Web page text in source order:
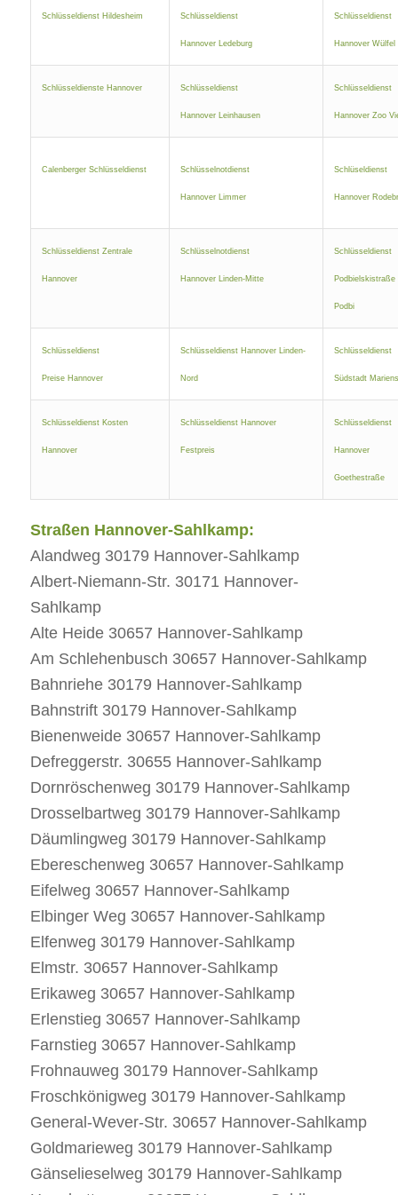
Schlüsseldienst Hildesheim Schlüsseldienst
Hannover Ledeburg
Schlüsseldienst
Hannover Wülfel
Schlüsseldienste Hannover Schlüsseldienst
Hannover Leinhausen
Schlüsseldienst
Hannover Zoo
Calenberger Schlüsseldienst Schlüsselnotdienst
Hannover Limmer
Schlüseldienst
Hannover
Schlüsseldienst Zentrale
Hannover
Schlüsselnotdienst
Hannover Linden-Mitte
Schlüsseldienst
Podbielskistraße
Podbi
Schlüsseldienst
Preise Hannover
Schlüsseldienst Hannover Linden-
Nord
Schlüsseldienst
Südstadt
Schlüsseldienst Kosten
Hannover
Schlüsseldienst Hannover
Festpreis
Schlüsseldienst
Hannover
Goethestraße
Straßen Hannover-Sahlkamp:
Alandweg 30179 Hannover-Sahlkamp
Albert-Niemann-Str. 30171 Hannover-
Sahlkamp
Alte Heide 30657 Hannover-Sahlkamp
Am Schlehenbusch 30657 Hannover-Sahlkamp
Bahnriehe 30179 Hannover-Sahlkamp
Bahnstrift 30179 Hannover-Sahlkamp
Bienenweide 30657 Hannover-Sahlkamp
Defreggerstr. 30655 Hannover-Sahlkamp
Dornröschenweg 30179 Hannover-Sahlkamp
Drosselbartweg 30179 Hannover-Sahlkamp
Däumlingweg 30179 Hannover-Sahlkamp
Ebereschenweg 30657 Hannover-Sahlkamp
Eifelweg 30657 Hannover-Sahlkamp
Elbinger Weg 30657 Hannover-Sahlkamp
Elfenweg 30179 Hannover-Sahlkamp
Elmstr. 30657 Hannover-Sahlkamp
Erikaweg 30657 Hannover-Sahlkamp
Erlenstieg 30657 Hannover-Sahlkamp
Farnstieg 30657 Hannover-Sahlkamp
Frohnauweg 30179 Hannover-Sahlkamp
Froschkönigweg 30179 Hannover-Sahlkamp
General-Wever-Str. 30657 Hannover-Sahlkamp
Goldmarieweg 30179 Hannover-Sahlkamp
Gänselieselweg 30179 Hannover-Sahlkamp